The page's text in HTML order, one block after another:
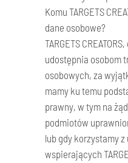
Komu TARGETS
dane osobowe?
TARGETS
udostępnia osobom
osobowych, za
mamy ku temu
prawny, w tym na
podmiotów
lub gdy korzystamy
wspierających